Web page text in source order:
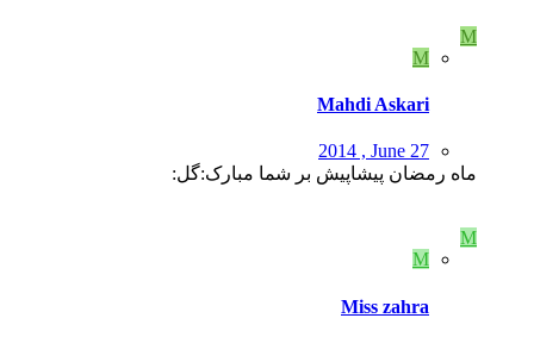
M
M
Mahdi Askari
2014 , June 27
ماه رمضان پیشاپیش بر شما مبارک:گل:
M
M
Miss zahra